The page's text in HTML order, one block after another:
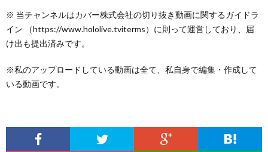
※ 当チャンネルはカバー株式会社の切り抜き動画に関するガイドラ
イン （https://www.hololive.tviterms）に則って運営しており、届
け出も提出済みです。
※私のアップロードしている動画は全て、私自身で編集・作成して
いる動画です。